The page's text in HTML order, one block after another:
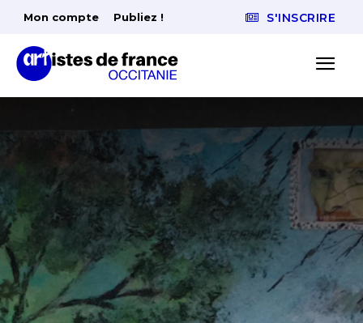
Mon compte Publiez ! S'INSCRIRE